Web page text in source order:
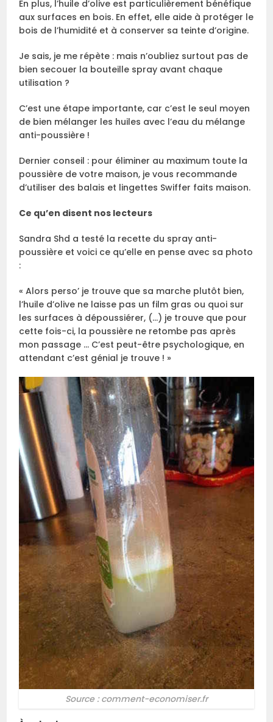
En plus, l’huile d’olive est particulièrement bénéfique
aux surfaces en bois. En effet, elle aide à protéger le
bois de l’humidité et à conserver sa teinte d’origine.
Je sais, je me répète : mais n’oubliez surtout pas de
bien secouer la bouteille spray avant chaque
utilisation ?
C’est une étape importante, car c’est le seul moyen
de bien mélanger les huiles avec l’eau du mélange
anti-poussière !
Dernier conseil : pour éliminer au maximum toute la
poussière de votre maison, je vous recommande
d’utiliser des balais et lingettes Swiffer faits maison.
Ce qu’en disent nos lecteurs
Sandra Shd a testé la recette du spray anti-
poussière et voici ce qu’elle en pense avec sa photo
:
« Alors perso’ je trouve que sa marche plutôt bien,
l’huile d’olive ne laisse pas un film gras ou quoi sur
les surfaces à dépoussiérer, (…) je trouve que pour
cette fois-ci, la poussière ne retombe pas après
mon passage … C’est peut-être psychologique, en
attendant c’est génial je trouve ! »
Source : comment-economiser.fr